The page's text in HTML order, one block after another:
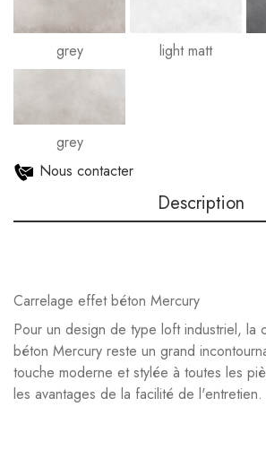
grey light matt
grey
Nous contacter
Description
Carrelage effet béton Mercury
Pour un design de type loft industriel, la
béton Mercury reste un grand
touche moderne et stylée à toutes les
les avantages de la facilité de l'entretien.